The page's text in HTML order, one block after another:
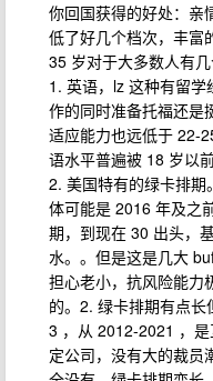
你回国获得的好处：亲
低了好几个档次，丰富
35 岁对于大多数人有几
1. 英语，lz 这种有留
作的同时准备托福还是
适应能力也远低于 22-
语水平普遍被 18 岁以
2. 美国特有的绿卡排
体可能是 2016 年及之
期，到现在 30 出头，
水。。但是这是几大
担心老小，抗风险能力
的。2. 绿卡排期有点长
3 ，从 2012-2021 ，
定公司，没有大的裁员